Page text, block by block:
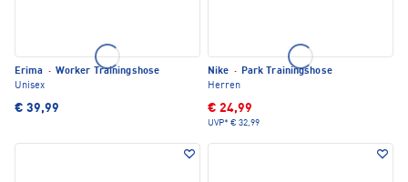
Erima · Worker Trainingshose
Unisex
€ 39,99
Nike · Park Trainingshose
Herren
€ 24,99
UVP* € 32,99